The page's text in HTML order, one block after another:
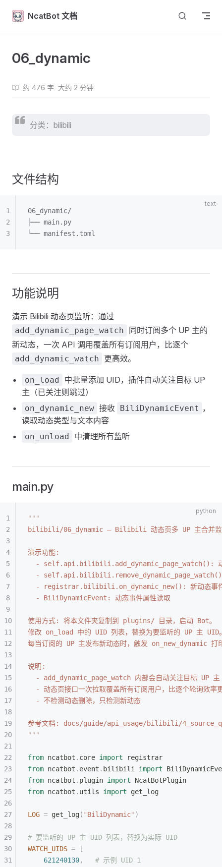
Skip to content
NcatBot 文档
06_dynamic
约 476 字 大约 2 分钟
分类：bilibili
文件结构
06_dynamic/
├── main.py
└── manifest.toml
功能说明
演示 Bilibili 动态页监听：通过
add_dynamic_page_watch
同时订阅多个 UP 主的
新动态，一次 API 调用覆盖所有订阅用户，比逐个
add_dynamic_watch 更高效。
on_load
中批量添加 UID，插件自动关注目标 UP
主（已关注则跳过）
on_dynamic_new 接收 BiliDynamicEvent ，
读取动态类型与文本内容
on_unload 中清理所有监听
main.py
"""
bilibili/06_dynamic — Bilibili 动态页多 UP 主合并监
演示功能:
- self.api.bilibili.add_dynamic_page_watch(): 动
-
- registrar.bilibili.on_dynamic_new(): 新动态事
  - BiliDynamicEvent: 动态事件属性读取
使用方式: 将本文件夹复制到 plugins/ 目录，启动 Bot。
修改 on_load 中的 UID 列表，替换为要监听的 UP 主 UID
每当订阅的 UP 主发布新动态时，触发 on_new_dynamic 打
说明:
- add_dynamic_page_watch 内部会自动关注目标 UP 主
- 动态页接口一次拉取覆盖所有订阅用户，比逐个轮询效率
  - 不检测动态删除，只检测新动态
参考文档: docs/guide/api_usage/bilibili/
"""
from ncatbot . core import registrar
from ncatbot . event . bilibili import
from ncatbot . plugin import NcatBotPlugin
from ncatbot . utils import get_log
LOG = get_log( "BiliDynamic" )
# 要监听的 UP 主 UID 列表，替换为实际 UID
WATCH_UIDS = [
    621240130
,
   # 示例 UID 1